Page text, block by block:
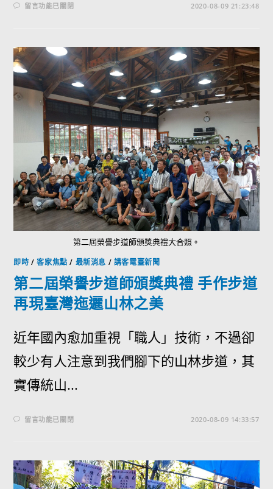
留言功能已關閉 2020-08-09 21:23:48
第二屆榮譽步道師頒獎典禮大合照。
即時 /客家焦點 / 最新消息 / 講客電臺新聞
第二屆榮譽步道師頒獎典禮 手作步道
再現臺灣迤邐山林之美
近年國內愈加重視「職人」技術，不過卻
較少有人注意到我們腳下的山林步道，其
實傳統山...
留言功能已關閉 2020-08-09 14:33:57